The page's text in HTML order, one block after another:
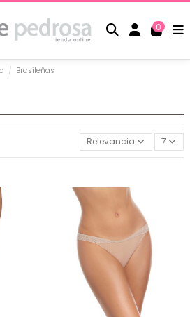
0
Brasileñas
Relevancia 7